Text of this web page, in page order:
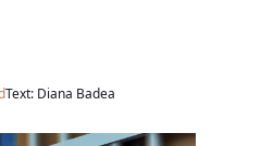
Text: Diana Badea